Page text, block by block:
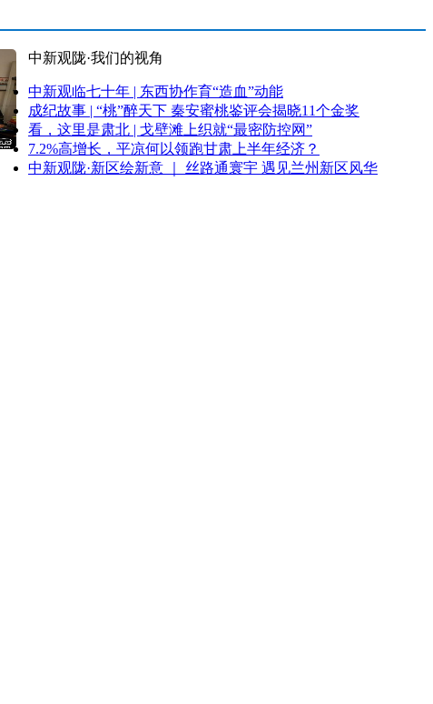
中新观陇·我们的视角
中新观临七十年 | 东西协作育“造血”动能
成纪故事 | “桃”醉天下 秦安蜜桃鉴评会揭晓11个金奖
看，这里是肃北 | 戈壁滩上织就“最密防控网”
7.2%高增长，平凉何以领跑甘肃上半年经济？
中新观陇·新区绘新意 ｜ 丝路通寰宇 遇见兰州新区风华